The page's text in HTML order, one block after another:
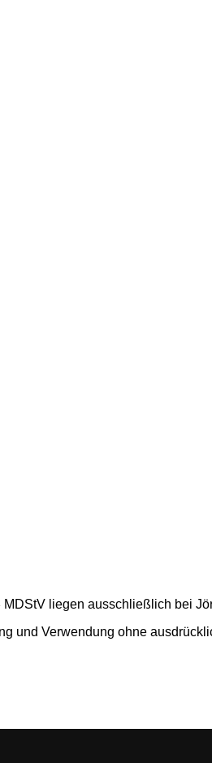
liegen ausschließlich bei
und Verwendung ohne